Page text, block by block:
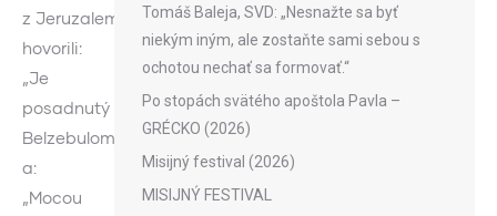
z Jeruzalema,
hovorili:
„Je
posadnutý
Belzebulom“
a:
„Mocou
Tomáš Baleja, SVD: „Nesnažte sa byť
niekým iným, ale zostaňte sami sebou s
ochotou nechať sa formovať.“
Po stopách svätého apoštola Pavla –
GRÉCKO (2026)
Misijný festival (2026)
MISIJNÝ FESTIVAL